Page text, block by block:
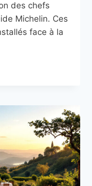
des chefs
Michelin. Ces
face à la